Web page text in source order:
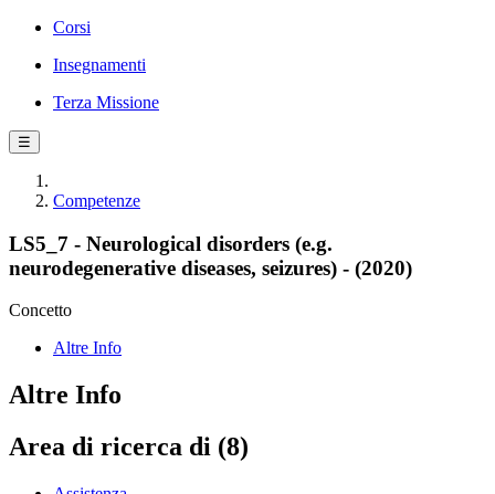
Corsi
Insegnamenti
Terza Missione
☰
Competenze
LS5_7 - Neurological disorders (e.g.
neurodegenerative diseases, seizures) - (2020)
Concetto
Altre Info
Altre Info
Area di ricerca di (8)